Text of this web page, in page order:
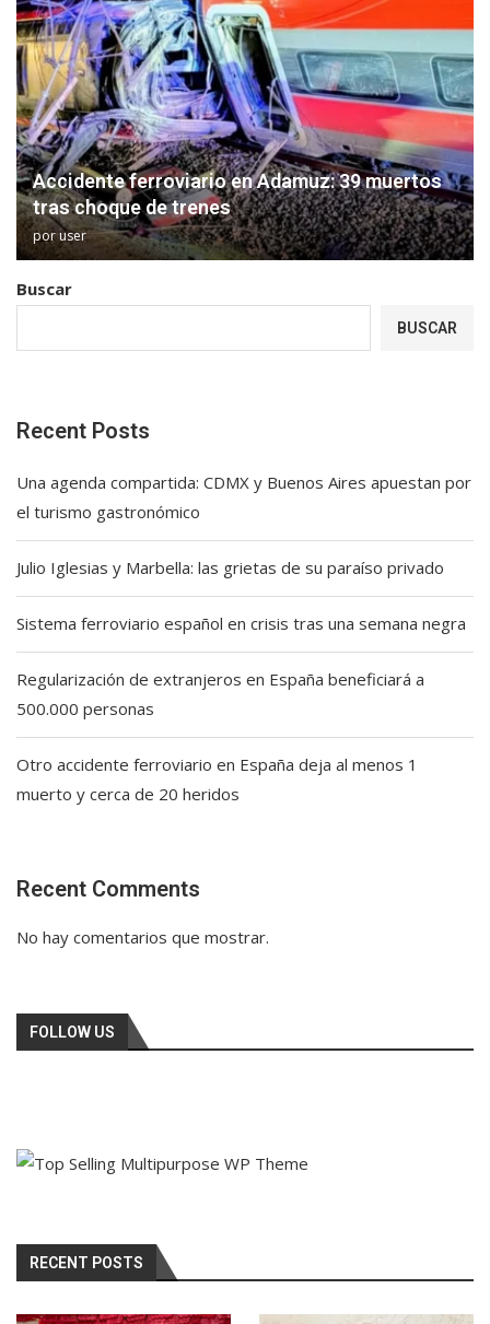
Accidente ferroviario en Adamuz: 39 muertos
tras choque de trenes
poruser
Buscar
BUSCAR
Recent Posts
Una agenda compartida: CDMX y Buenos Aires apuestan por
el turismo gastronómico
Julio Iglesias y Marbella: las grietas de su paraíso privado
Sistema ferroviario español en crisis tras una semana negra
Regularización de extranjeros en España beneficiará a
500.000 personas
Otro accidente ferroviario en España deja al menos 1
muerto y cerca de 20 heridos
Recent Comments
No hay comentarios que mostrar.
FOLLOW US
RECENT POSTS